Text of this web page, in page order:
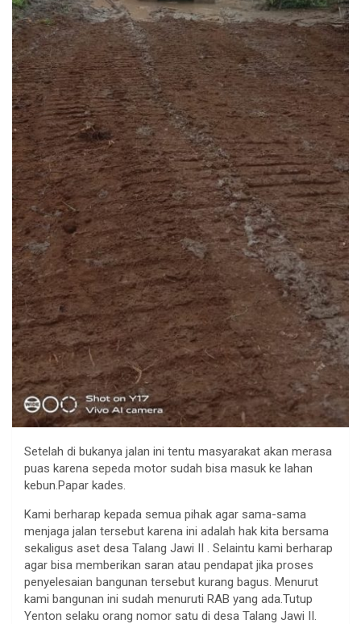
Setelah di bukanya jalan ini tentu masyarakat akan merasa
puas karena sepeda motor sudah bisa masuk ke lahan
kebun.Papar kades.
Kami berharap kepada semua pihak agar sama-sama
menjaga jalan tersebut karena ini adalah hak kita bersama
sekaligus aset desa Talang Jawi II . Selaintu kami berharap
agar bisa memberikan saran atau pendapat jika proses
penyelesaian bangunan tersebut kurang bagus. Menurut
kami bangunan ini sudah menuruti RAB yang ada.Tutup
Yenton selaku orang nomor satu di desa Talang Jawi II.